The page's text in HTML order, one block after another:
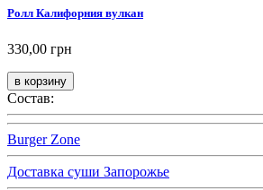
Ролл Калифорния вулкан
330,00 грн
Состав:
Burger Zone
Доставка суши Запорожье